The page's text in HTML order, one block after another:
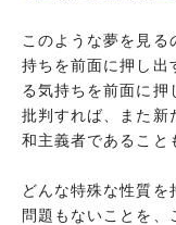
このような夢を見
持ちを前面に押し出
る気持ちを前面に押
批判すれば、また新
和主義者であること
どんな特殊な性質
問題もないことを、